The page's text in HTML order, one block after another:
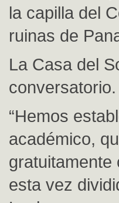
la capilla del
ruinas de
La Casa del
conversatorio.
“Hemos
académico,
esta vez